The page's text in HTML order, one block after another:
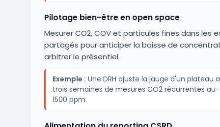
Pilotage bien-être en open space
Mesurer CO2, COV et particules fines dans les
partagés pour anticiper la baisse de
arbitrer le présentiel.
Exemple : Une DRH ajuste la jauge d'un plateau
trois semaines de mesures CO2 récurrentes
1500 ppm.